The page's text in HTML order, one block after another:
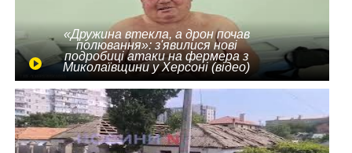
«Дружина втекла, а дрон почав
полювання»: з'явилися нові
подробиці атаки на фермера з
Миколаївщини у Херсоні (відео)